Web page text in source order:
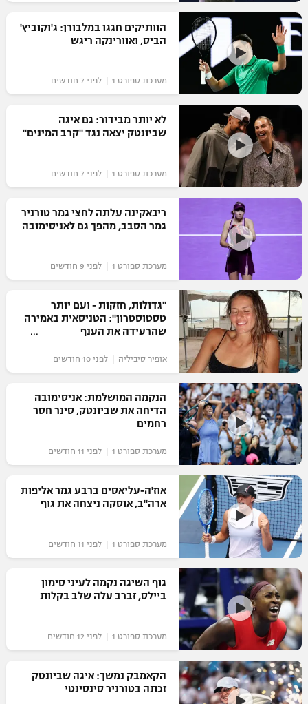
רשיון להקרנה פומבית לבית עסק
הצטרפות לחבילת הערוצים
לוח דרושים – ג'ובנט
תגיות
המגזין
הוותיקים חגגו במלבורן: ג'וקוביץ'
הביס, ואוורינקה ריגש
מערכת ספורט 1 | לפני 7 חודשים
לא יותר מבידור: גם איגה
שביונטק יצאה נגד "קרב המינים"
מערכת ספורט 1 | לפני 7 חודשים
ריבאקינה עלתה לחצי גמר טורניר
גמר הסבב, מהפך גם לאניסימובה
מערכת ספורט 1 | לפני 9 חודשים
"גדולות, חזקות - ועם יותר
טסטוסטרון": הטניסאית באמירה
שהרעידה את הענף
אופיר סיביליה | לפני 10 חודשים
הנקמה המושלמת: אניסימובה
הדיחה את שביונטק, סינר חסר
רחמים
מערכת ספורט 1 | לפני 11 חודשים
אוז'ה-עליאסים ברבע גמר אליפות
ארה"ב, אוסקה ניצחה את גוף
מערכת ספורט 1 | לפני 11 חודשים
גוף השיגה נקמה לעיני סימון
ביילס, זברב עלה שלב בקלות
מערכת ספורט 1 | לפני 12 חודשים
הקאמבק נמשך: איגה שביונטק
זכתה בטורניר סינסינטי